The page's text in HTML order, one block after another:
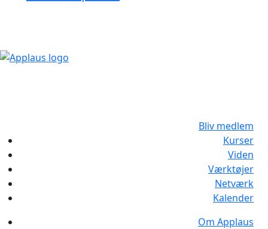
Bliv medlem
Kurser
Viden
Værktøjer
Netværk
Kalender
Om Applaus